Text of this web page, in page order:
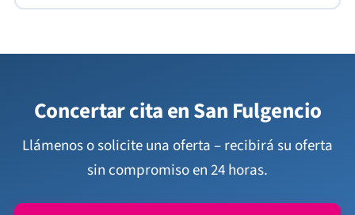
Concertar cita en San Fulgencio
Llámenos o solicite una oferta – recibirá su oferta
sin compromiso en 24 horas.